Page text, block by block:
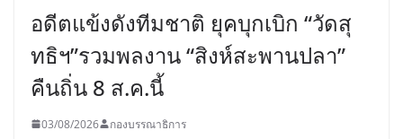
อดีตแข้งดังทีมชาติ ยุคบุกเบิก “วัดสุ
ทธิฯ”รวมพลงาน “สิงห์สะพานปลา”
คืนถิ่น 8 ส.ค.นี้
03/08/2026 กองบรรณาธิการ